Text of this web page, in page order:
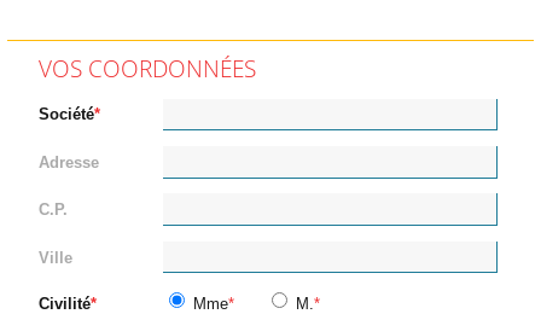
VOS COORDONNÉES
Société
Adresse
C.P.
Ville
Civilité Mme M.